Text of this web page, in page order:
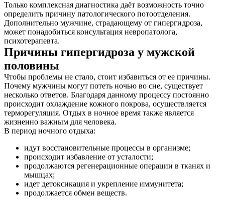
Только комплексная диагностика даёт возможность точно
определить причину патологического потоотделения.
Дополнительно мужчине, страдающему от гипергидроза,
может понадобиться консультация невропатолога,
психотерапевта.
Причины гипергидроза у мужской
половины
Чтобы проблемы не стало, стоит избавиться от ее причины.
Почему мужчины могут потеть ночью во сне, существует
несколько ответов. Благодаря данному процессу постоянно
происходит охлаждение кожного покрова, осуществляется
терморегуляция. Отдых в ночное время также является
жизненно важным для человека.
В период ночного отдыха:
идут восстановительные процессы в организме;
происходит избавление от усталости;
продолжаются регенерационные операции в тканях и
мышцах;
идет детоксикация и укрепление иммунитета;
продолжается обмен веществ.